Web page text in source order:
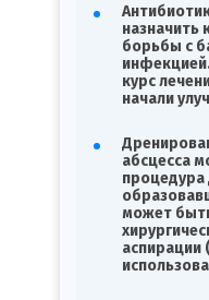
назначить
борьбы с
курс
начали
абсцесса
процедура
может
аспирации